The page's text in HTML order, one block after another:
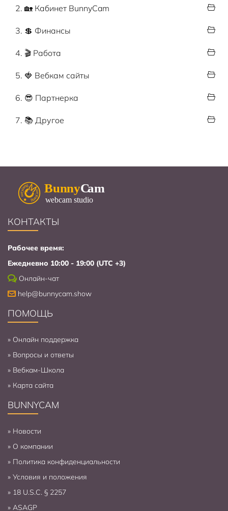
2. 🏡 Кабинет BunnyCam
3. 💲 Финансы
4. 🎬 Работа
5. 🍓 Вебкам сайты
6. 😎 Партнерка
7. 📚 Другое
КОНТАКТЫ
Рабочее время:
Ежедневно 10:00 - 19:00 (UTC +3)
Онлайн-чат
help@bunnycam.show
ПОМОЩЬ
» Онлайн поддержка
» Вопросы и ответы
» Вебкам-Школа
» Карта сайта
BUNNYCAM
» Новости
» О компании
» Политика конфиденциальности
» Условия и положения
» 18 U.S.C. § 2257
» ASAGP